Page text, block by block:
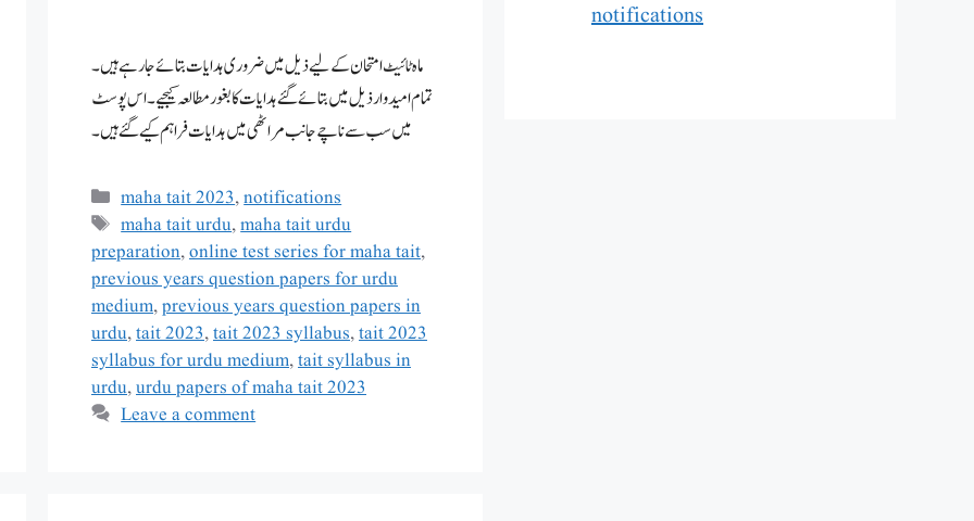
ماہ ٹائیٹ امتحان کے لیے ذیل میں ضروری ہدایات بتائے جا رہے ہیں۔
تمام امیدوار ذیل میں بتائے گئے ہدایات کا بغور مطالعہ کیجیے۔ اس پوسٹ
میں سب سے ناچے جانب مراٹھی میں ہدایات فراہم کیے گئے ہیں ۔
Categories
maha tait 2023,notifications
Tags
maha tait urdu,maha tait urdu
preparation,online test series for maha tait,
previous years question papers for urdu
medium,previous years question papers in
urdu,tait 2023,tait 2023 syllabus,tait 2023
syllabus for urdu medium,tait syllabus in
urdu,urdu papers of maha tait 2023
Leave a comment
notifications